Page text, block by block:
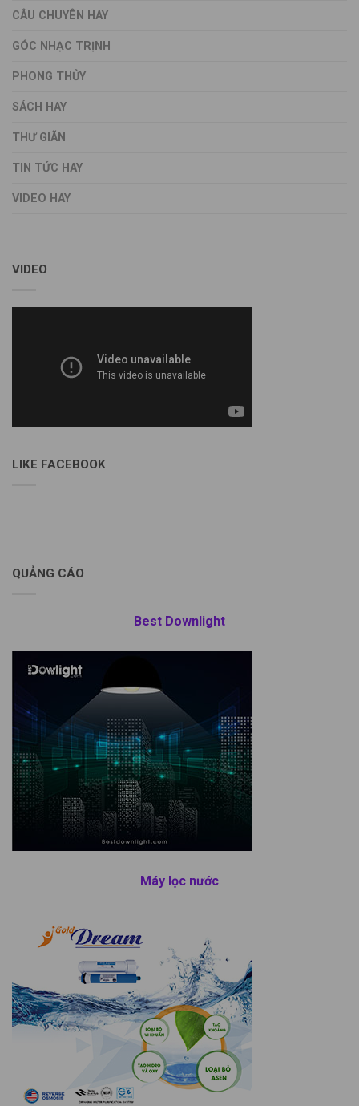
CÂU CHUYÊN HAY
GÓC NHẠC TRỊNH
PHONG THỦY
SÁCH HAY
THƯ GIÃN
TIN TỨC HAY
VIDEO HAY
VIDEO
LIKE FACEBOOK
QUẢNG CÁO
Best Downlight
Máy lọc nước